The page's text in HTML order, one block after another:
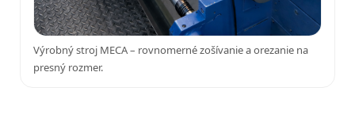
Výrobný stroj MECA – rovnomerné zošívanie a orezanie na
presný rozmer.